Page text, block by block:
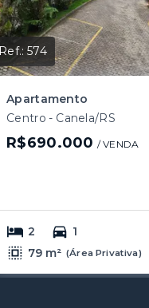
Ref.:574
Apartamento
Centro - Canela/RS
R$690.000 / VENDA
2
1
79 m² (Área Privativa)